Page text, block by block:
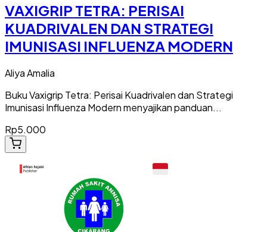
VAXIGRIP TETRA: PERISAI
KUADRIVALEN DAN STRATEGI
IMUNISASI INFLUENZA MODERN
Aliya Amalia
Buku Vaxigrip Tetra: Perisai Kuadrivalen dan Strategi
Imunisasi Influenza Modern menyajikan panduan...
Rp5.000